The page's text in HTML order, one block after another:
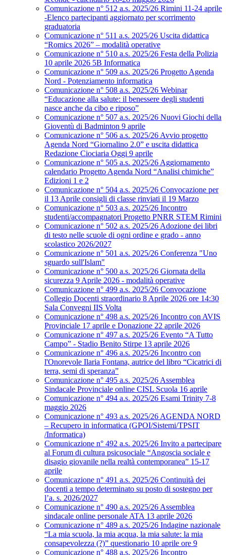
Comunicazione n° 512 a.s. 2025/26 Rimini 11-24 aprile
-Elenco partecipanti aggiornato per scorrimento
graduatoria
Comunicazione n° 511 a.s. 2025/26 Uscita didattica
“Romics 2026” – modalità operative
Comunicazione n° 510 a.s. 2025/26 Festa della Polizia
10 aprile 2026 5B Informatica
Comunicazione n° 509 a.s. 2025/26 Progetto Agenda
Nord - Potenziamento informatica
Comunicazione n° 508 a.s. 2025/26 Webinar
“Educazione alla salute: il benessere degli studenti
nasce anche da cibo e riposo”
Comunicazione n° 507 a.s. 2025/26 Nuovi Giochi della
Gioventù di Badminton 9 aprile
Comunicazione n° 506 a.s. 2025/26 Avvio progetto
Agenda Nord “Giornalino 2.0” e uscita didattica
Redazione Ciociaria Oggi 9 aprile
Comunicazione n° 505 a.s. 2025/26 Aggiornamento
calendario Progetto Agenda Nord “Analisi chimiche”
Edizioni 1 e 2
Comunicazione n° 504 a.s. 2025/26 Convocazione per
il 13 Aprile consigli di classe rinviati il 19 Marzo
Comunicazione n° 503 a.s. 2025/26 Incontro
studenti/accompagnatori Progetto PNRR STEM Rimini
Comunicazione n° 502 a.s. 2025/26 Adozione dei libri
di testo nelle scuole di ogni ordine e grado - anno
scolastico 2026/2027
Comunicazione n° 501 a.s. 2025/26 Conferenza "Uno
sguardo sull'Islam"
Comunicazione n° 500 a.s. 2025/26 Giornata della
sicurezza 9 Aprile 2026 - modalità operative
Comunicazione n° 499 a.s. 2025/26 Convocazione
Collegio Docenti straordinario 8 Aprile 2026 ore 14:30
Sala Convegni IIS Volta
Comunicazione n° 498 a.s. 2025/26 Incontro con AVIS
Provinciale 17 aprile e Donazione 22 aprile 2026
Comunicazione n° 497 a.s. 2025/26 Evento “A Tutto
Campo” - Stadio Benito Stirpe 13 aprile 2026
Comunicazione n° 496 a.s. 2025/26 Incontro con
l'Onorevole Ilaria Fontana, autrice del libro “Cicatrici di
terra, semi di speranza”
Comunicazione n° 495 a.s. 2025/26 Assemblea
Sindacale Provinciale online CISL Scuola 16 aprile
Comunicazione n° 494 a.s. 2025/26 Esami Trinity 7-8
maggio 2026
Comunicazione n° 493 a.s. 2025/26 AGENDA NORD
– Recupero in informatica (GPOI/Sistemi/TPSIT
/Informatica)
Comunicazione n° 492 a.s. 2025/26 Invito a partecipare
al Forum di cultura psicosociale “Angoscia sociale e
disagio giovanile nella realtà contemporanea” 15-17
aprile
Comunicazione n° 491 a.s. 2025/26 Continuità dei
docenti a tempo determinato su posto di sostegno per
l’a. s. 2026/2027
Comunicazione n° 490 a.s. 2025/26 Assemblea
sindacale online personale ATA 13 aprile 2026
Comunicazione n° 489 a.s. 2025/26 Indagine nazionale
“La mia scuola, la mia acqua, la mia salute: la mia
consapevolezza (?)” questionario 10 aprile ore 9
Comunicazione n° 488 a.s. 2025/26 Incontro